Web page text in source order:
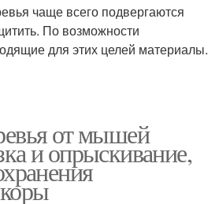
чаще всего подвергаются
По возможности
для этих целей материалы.
от мышей
и опрыскивание,